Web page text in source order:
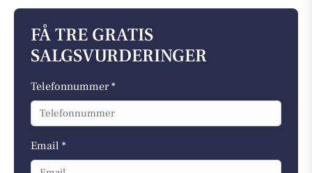
FÅ TRE GRATIS
SALGSVURDERINGER
Telefonnummer *
Email *